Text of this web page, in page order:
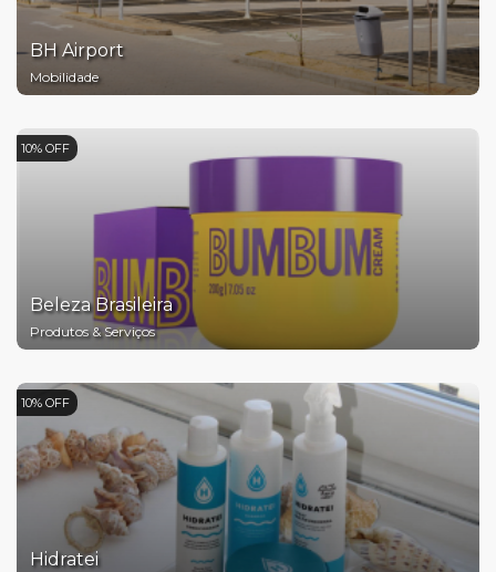
BH Airport
Mobilidade
10% OFF
Beleza Brasileira
Produtos & Serviços
10% OFF
Hidratei